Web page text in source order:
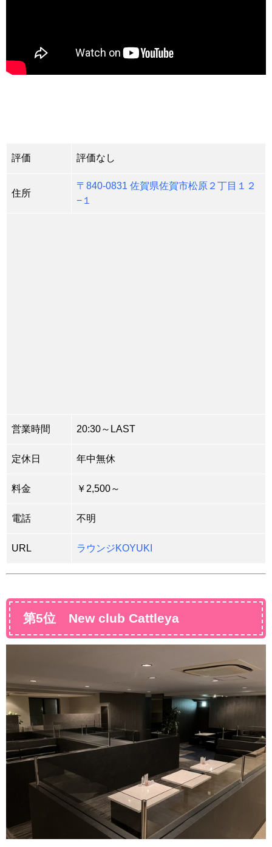
評価 評価なし
住所
〒840-0831 佐賀県佐賀市松原２丁目１２
−１
営業時間 20:30～LAST
定休日 年中無休
料金 ￥2,500～
電話 不明
URL ラウンジKOYUKI
第5位 New club Cattleya